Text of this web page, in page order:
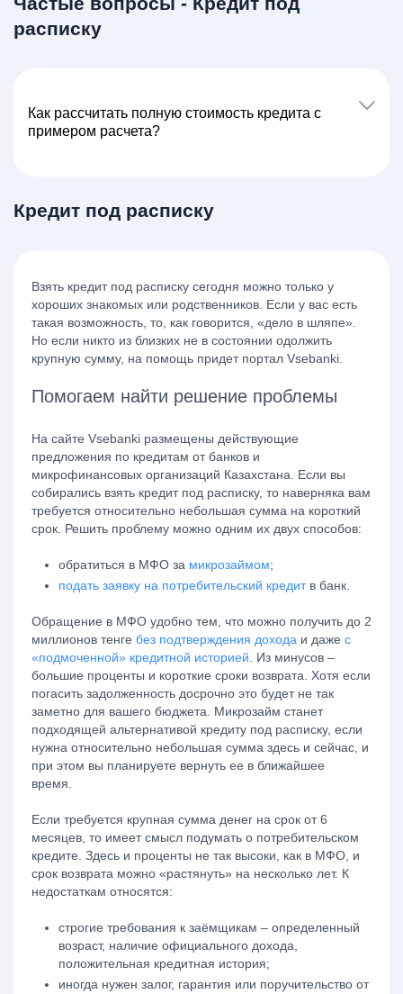
расписку
Как расcчитать полную стоимость кредита с
примером расчета?
Кредит под расписку
Взять кредит под расписку сегодня можно только у
хороших знакомых или родственников. Если у вас есть
такая возможность, то, как говорится, «дело в шляпе».
Но если никто из близких не в состоянии одолжить
крупную сумму, на помощь придет портал Vsebanki.
Помогаем найти решение проблемы
На сайте Vsebanki размещены действующие
предложения по кредитам от банков и
микрофинансовых организаций Казахстана. Если вы
собирались взять кредит под расписку, то наверняка вам
требуется относительно небольшая сумма на короткий
срок. Решить проблему можно одним их двух способов:
обратиться в МФО за микрозаймом;
подать заявку на потребительский кредитв банк.
Обращение в МФО удобно тем, что можно получить до 2
миллионов тенге без подтверждения дохода и даже с
«подмоченной» кредитной историей . Из минусов –
большие проценты и короткие сроки возврата. Хотя если
погасить задолженность досрочно это будет не так
заметно для вашего бюджета. Микрозайм станет
подходящей альтернативой кредиту под расписку, если
нужна относительно небольшая сумма здесь и сейчас, и
при этом вы планируете вернуть ее в ближайшее
время.
Если требуется крупная сумма денег на срок от 6
месяцев, то имеет смысл подумать о потребительском
кредите. Здесь и проценты не так высоки, как в МФО, и
срок возврата можно «растянуть» на несколько лет. К
недостаткам относятся:
строгие требования к заёмщикам – определенный
возраст, наличие официального дохода,
положительная кредитная история;
иногда нужен залог, гарантия или поручительство от